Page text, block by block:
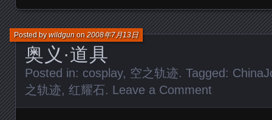
奥义·道具
Posted bywildgunon2008年7月13日
Posted in: cosplay, 空之轨迹. Tagged:
之轨迹, 红耀石. Leave a Comment